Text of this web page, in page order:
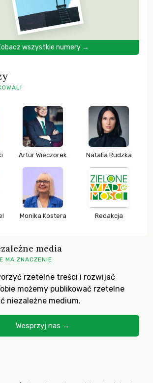
wszystkie numery →
Artur Wieczorek Natalia Rudzka
Monika Kostera Redakcja
media
MA ZNACZENIE
rzetelne treści i rozwijać
możemy publikować rzetelne
niezależne medium.
Wesprzyj nas →